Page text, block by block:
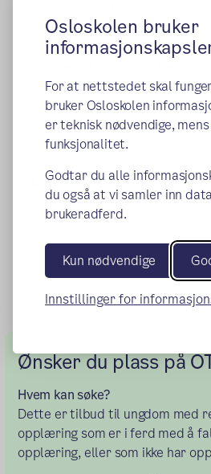
Osloskolen bruker
For at nettstedet skal
bruker Osloskolen
er teknisk nødvendige,
funksjonalitet.
Godtar du alle
du også at vi samler inn
brukeradferd.
Kun nødvendige
Innstillinger for
Sted: Gruppen er lokalisert på
(Toshovgata 33, 2. etg). Lokalene
behov for trivsel.
Kontakt oss gjennom rådgiver på
eller direkte til Endre Ciekalstlf
omvisning og et intervju før
Du kan begynne hos oss gjennom
det er ledig plass.
Publisert:08.12.2021Endret:
Ønsker du plass på
Hvem kan søke?
Dette er tilbud til ungdom med
opplæring som er i ferd med å
opplæring, eller som ikke har